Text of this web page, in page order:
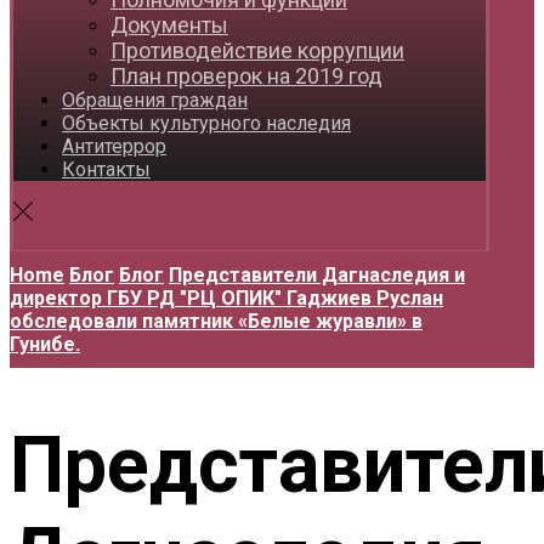
Документы
Противодействие коррупции
План проверок на 2019 год
Обращения граждан
Объекты культурного наследия
Антитеррор
Контакты
Home Блог Блог Представители Дагнаследия и
директор ГБУ РД "РЦ ОПИК" Гаджиев Руслан
обследовали памятник «Белые журавли» в
Гунибе.